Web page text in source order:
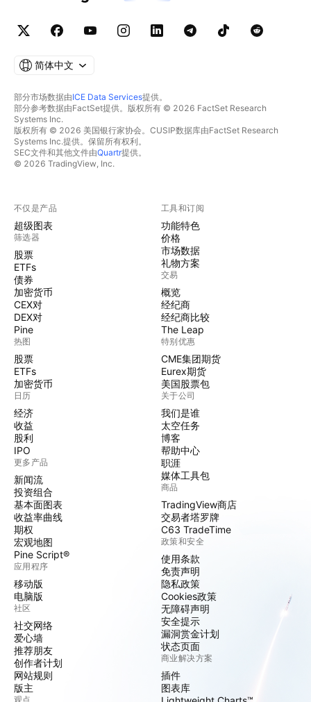
简体中文
部分市场数据由ICE Data Services提供。
部分参考数据由FactSet提供。版权所有 © 2026 FactSet Research
Systems Inc.
版权所有 © 2026 美国银行家协会。CUSIP数据库由FactSet Research
Systems Inc.提供。保留所有权利。
SEC文件和其他文件由Quartr提供。
© 2026 TradingView, Inc.
不仅是产品
超级图表
筛选器
股票
ETFs
债券
加密货币
CEX对
DEX对
Pine
热图
股票
ETFs
加密货币
日历
经济
收益
股利
IPO
更多产品
新闻流
投资组合
基本面图表
收益率曲线
期权
宏观地图
Pine Script®
应用程序
移动版
电脑版
社区
社交网络
爱心墙
推荐朋友
创作者计划
网站规则
版主
观点
工具和订阅
功能特色
价格
市场数据
礼物方案
交易
概览
经纪商
经纪商比较
The Leap
特别优惠
CME集团期货
Eurex期货
美国股票包
关于公司
我们是谁
太空任务
博客
帮助中心
职涯
媒体工具包
商品
TradingView商店
交易者塔罗牌
C63 TradeTime
政策和安全
使用条款
免责声明
隐私政策
Cookies政策
无障碍声明
安全提示
漏洞赏金计划
状态页面
商业解决方案
插件
图表库